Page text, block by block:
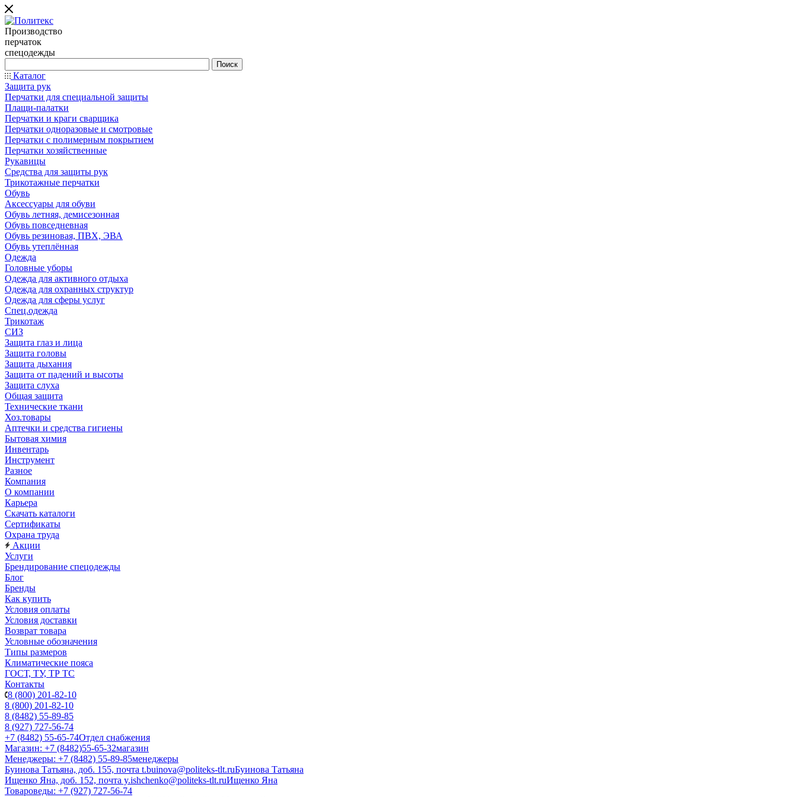
Производство
перчаток
спецодежды
Каталог
Защита рук
Перчатки для специальной защиты
Плащи-палатки
Перчатки и краги сварщика
Перчатки одноразовые и смотровые
Перчатки с полимерным покрытием
Перчатки хозяйственные
Рукавицы
Средства для защиты рук
Трикотажные перчатки
Обувь
Аксессуары для обуви
Обувь летняя, демисезонная
Обувь повседневная
Обувь резиновая, ПВХ, ЭВА
Обувь утеплённая
Одежда
Головные уборы
Одежда для активного отдыха
Одежда для охранных структур
Одежда для сферы услуг
Спец.одежда
Трикотаж
СИЗ
Защита глаз и лица
Защита головы
Защита дыхания
Защита от падений и высоты
Защита слуха
Общая защита
Технические ткани
Хоз.товары
Аптечки и средства гигиены
Бытовая химия
Инвентарь
Инструмент
Разное
Компания
О компании
Карьера
Cкачать каталоги
Сертификаты
Охрана труда
Акции
Услуги
Брендирование спецодежды
Блог
Бренды
Как купить
Условия оплаты
Условия доставки
Возврат товара
Условные обозначения
Типы размеров
Климатические пояса
ГОСТ, ТУ, ТР ТС
Контакты
8 (800) 201-82-10
8 (800) 201-82-10
8 (8482) 55-89-85
8 (927) 727-56-74
+7 (8482) 55-65-74Отдел снабжения
Магазин: +7 (8482)55-65-32магазин
Менеджеры: +7 (8482) 55-89-85менеджеры
Буинова Татьяна, доб. 155, почта t.buinova@politeks-tlt.ruБуинова Татьяна
Ищенко Яна, доб. 152, почта y.ishchenko@politeks-tlt.ruИщенко Яна
Товароведы: +7 (927) 727-56-74